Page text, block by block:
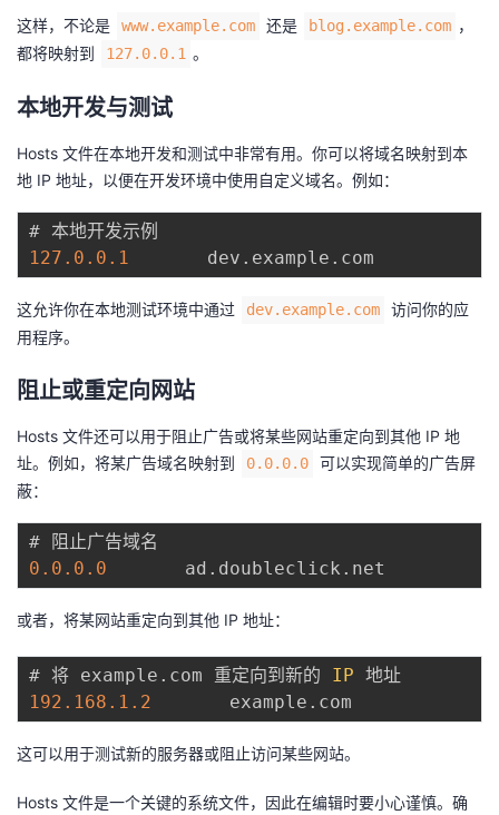
这样，不论是 www.example.com 还是 blog.example.com ，
都将映射到
127.0.0.1 。
本地开发与测试
Hosts 文件在本地开发和测试中非常有用。你可以将域名映射到本
地 IP 地址，以便在开发环境中使用自定义域名。例如：
127.0 .0 .1
       dev
. example .
这允许你在本地测试环境中通过 dev.example.com
访问你的应
用程序。
阻止或重定向网站
Hosts 文件还可以用于阻止广告或将某些网站重定向到其他 IP 地
址。例如，将某广告域名映射到
0.0.0.0
可以实现简单的广告屏
蔽：
0.0 .0 .0
       ad
. doubleclick .
或者，将某网站重定向到其他 IP 地址：
# 将 example . com 重定向到新的 IP
192.168 .1 .2
       example
.
这可以用于测试新的服务器或阻止访问某些网站。
Hosts 文件是一个关键的系统文件，因此在编辑时要小心谨慎。确